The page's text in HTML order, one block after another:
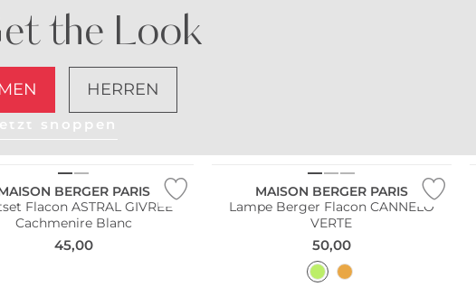
the Look
HERREN
shoppen
BERGER PARIS
Flacon ASTRAL GIVREE
Cachmenire Blanc
45,00
MAISON BERGER PARIS
Lampe Berger Flacon CANNELO
VERTE
50,00